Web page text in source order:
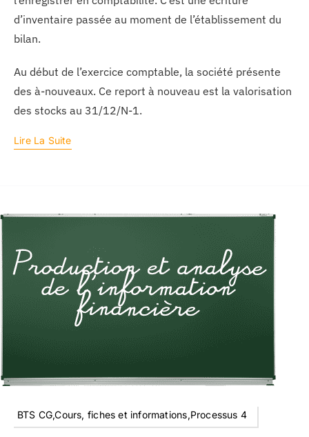
d’inventaire passée au moment de l’établissement du
bilan.
Au début de l’exercice comptable, la société présente
des à-nouveaux. Ce report à nouveau est la valorisation
des stocks au 31/12/N-1.
Lire La Suite
BTS CG,Cours, fiches et informations,Processus 4